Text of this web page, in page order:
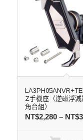
Z手機座（逆磁浮減
角台組）
NT$2,280– NT$